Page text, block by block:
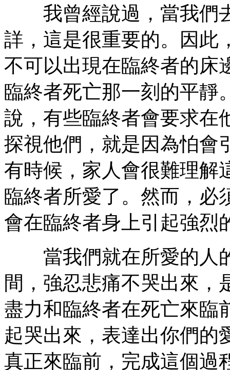
我曾經說過，當我們
詳，這是很重要的。因此
不可以出現在臨終者的床
臨終者死亡那一刻的平靜
說，有些臨終者會要求在
探視他們，就是因為怕會
有時候，家人會很難理解
臨終者所愛了。然而，必
會在臨終者身上引起強烈
當我們就在所愛的人
間，強忍悲痛不哭出來，
盡力和臨終者在死亡來臨
起哭出來，表達出你們的
真正來臨前，完成這個過